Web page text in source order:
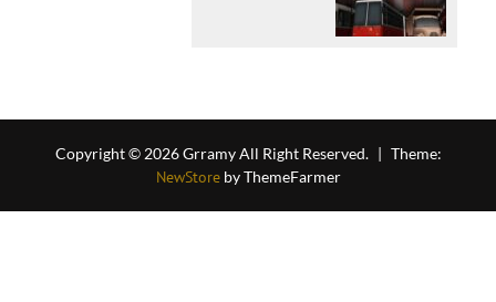
Copyright © 2026 Grramy All Right Reserved. | Theme:
NewStoreby ThemeFarmer